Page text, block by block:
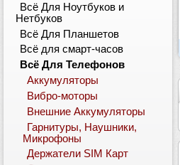
Всё Для Ноутбуков и
Нетбуков
Всё Для Планшетов
Всё для смарт-часов
Всё Для Телефонов
Аккумуляторы
Вибро-моторы
Внешние Аккумуляторы
Гарнитуры, Наушники,
Микрофоны
Держатели SIM Карт